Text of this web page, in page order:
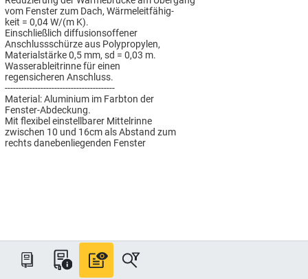
vom Fenster zum Dach, Wärmeleitfähig-
keit = 0,04 W/(m K).
Einschließlich diffusionsoffener
Anschlussschürze aus Polypropylen,
Materialstärke 0,5 mm, sd = 0,03 m.
Wasserableitrinne für einen
regensicheren Anschluss.
----------------------------------------
Material: Aluminium im Farbton der
Fenster-Abdeckung.
Mit flexibel einstellbarer Mittelrinne
zwischen 10 und 16cm als Abstand zum
rechts danebenliegenden Fenster